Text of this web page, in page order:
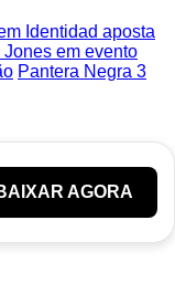
Identidad aposta
em evento
Pantera Negra 3
AGORA